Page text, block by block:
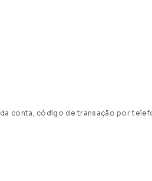
conta, código de transação por